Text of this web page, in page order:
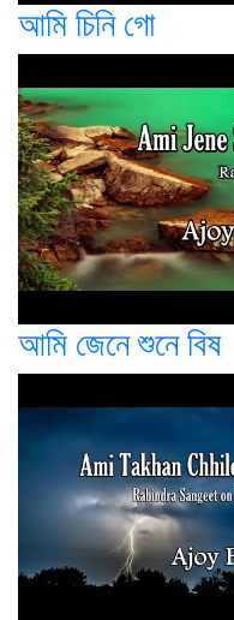
আমি চিনি গো
আমি জেনে শুনে বিষ